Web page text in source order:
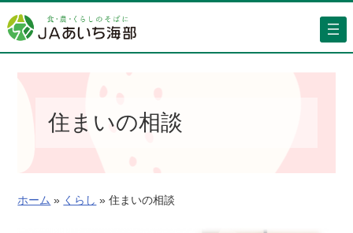
容
を
住まいの相談
ホーム » くらし » 住まいの相談